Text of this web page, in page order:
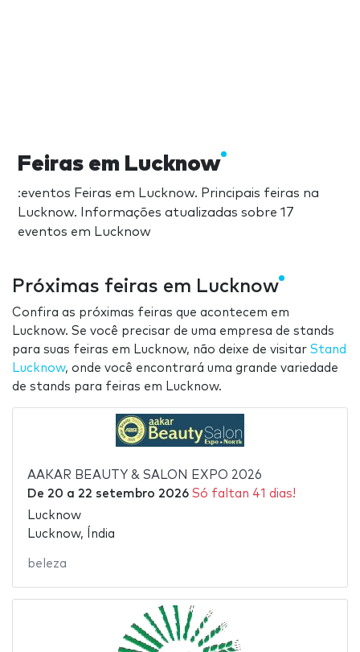
Feiras em Lucknow
:eventos Feiras em Lucknow. Principais feiras na
Lucknow. Informações atualizadas sobre 17
eventos em Lucknow
Próximas feiras em Lucknow
Confira as próximas feiras que acontecem em
Lucknow. Se você precisar de uma empresa de stands
para suas feiras em Lucknow, não deixe de visitar Stand
Lucknow, onde você encontrará uma grande variedade
de stands para feiras em Lucknow.
AAKAR BEAUTY & SALON EXPO 2026
De 20 a 22 setembro 2026 Só faltan 41 dias!
Lucknow
Lucknow, Índia
beleza